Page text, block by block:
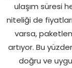
ulaşım süresi
niteliği de
varsa,
artıyor. Bu
doğru ve